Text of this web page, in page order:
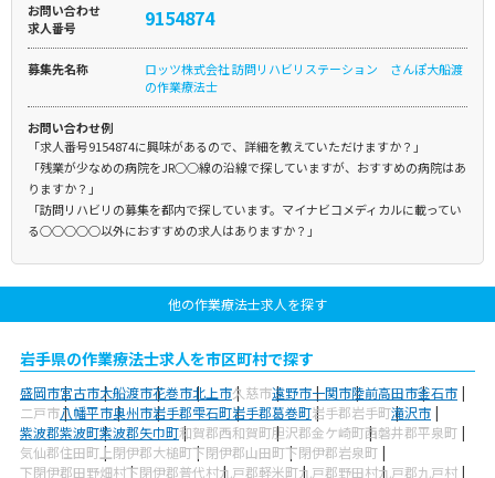
お問い合わせ
求人番号
9154874
募集先名称
ロッツ株式会社 訪問リハビリステーション さんぽ大船渡
の作業療法士
お問い合わせ例
「求人番号9154874に興味があるので、詳細を教えていただけますか？」
「残業が少なめの病院をJR○○線の沿線で探していますが、おすすめの病院はあ
りますか？」
「訪問リハビリの募集を都内で探しています。マイナビコメディカルに載ってい
る○○○○○以外におすすめの求人はありますか？」
他の作業療法士求人を探す
岩手県の作業療法士求人を市区町村で探す
盛岡市宮古市大船渡市花巻市北上市久慈市遠野市一関市陸前高田市釜石市
二戸市八幡平市奥州市岩手郡雫石町岩手郡葛巻町岩手郡岩手町滝沢市
紫波郡紫波町紫波郡矢巾町和賀郡西和賀町胆沢郡金ケ崎町西磐井郡平泉町
気仙郡住田町 上閉伊郡大槌町下閉伊郡山田町下閉伊郡岩泉町
下閉伊郡田野畑村下閉伊郡普代村九戸郡軽米町九戸郡野田村九戸郡九戸村